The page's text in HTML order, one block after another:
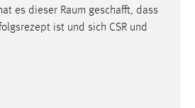
es dieser Raum geschafft, dass
ist und sich CSR und